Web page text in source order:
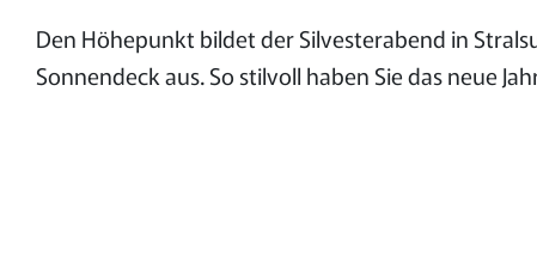
Den Höhepunkt bildet der Silvesterabend in
Sonnendeck aus. So stilvoll haben Sie das neue